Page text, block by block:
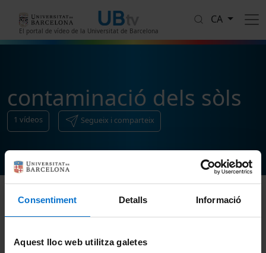
Consentiment Detalls Informació
Aquest lloc web utilitza galetes
El portal de vídeo de la Universitat de Barcelona
CA
contaminació dels sòls
1 vídeos Segueix i comparteix